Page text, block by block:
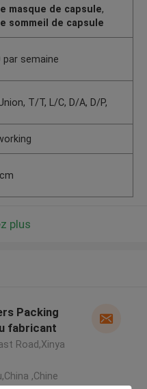
masque de capsule,
sommeil de capsule
par semaine
T/T, L/C, D/A, D/P,
plus
Packing
fabricant
Road,Xinya
,Chine